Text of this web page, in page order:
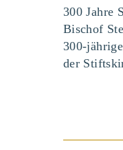
300 Jahre
Bischof
300-
der